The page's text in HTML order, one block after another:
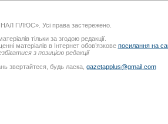
ПЛЮС». Усі права застережено.
тільки за згодою редакції.
матеріалів в Інтернет обов’язкове посилання на
з позицією редакції
звертайтеся, будь ласка, gazetapplus@gmail.com